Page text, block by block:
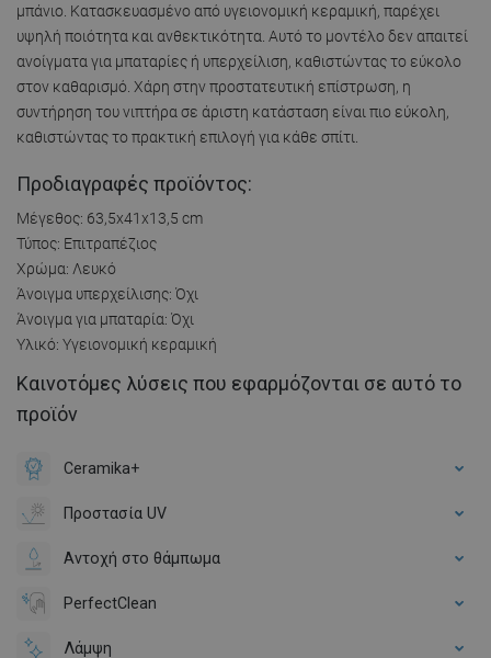
μπάνιο. Κατασκευασμένο από υγειονομική κεραμική, παρέχει
υψηλή ποιότητα και ανθεκτικότητα. Αυτό το μοντέλο δεν απαιτεί
ανοίγματα για μπαταρίες ή υπερχείλιση, καθιστώντας το εύκολο
στον καθαρισμό. Χάρη στην προστατευτική επίστρωση, η
συντήρηση του νιπτήρα σε άριστη κατάσταση είναι πιο εύκολη,
καθιστώντας το πρακτική επιλογή για κάθε σπίτι.
Προδιαγραφές προϊόντος:
Μέγεθος: 63,5x41x13,5 cm
Τύπος: Επιτραπέζιος
Χρώμα: Λευκό
Άνοιγμα υπερχείλισης: Όχι
Άνοιγμα για μπαταρία: Όχι
Υλικό: Υγειονομική κεραμική
Καινοτόμες λύσεις που εφαρμόζονται σε αυτό το
προϊόν
Ceramika+
Προστασία UV
Αντοχή στο θάμπωμα
PerfectClean
Λάμψη